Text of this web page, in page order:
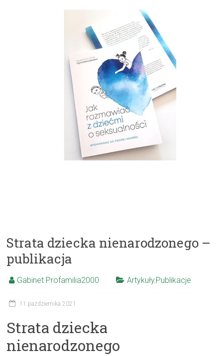
Strata dziecka nienarodzonego –
publikacja
Gabinet Profamilia2000 Artykuły,Publikacje
11 października 2021
Strata dziecka
nienarodzonego